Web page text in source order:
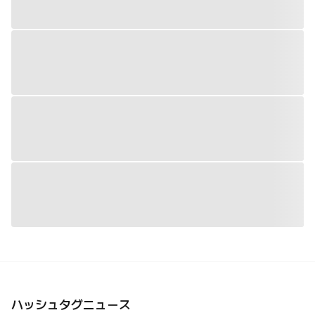
ハッシュタグニュース